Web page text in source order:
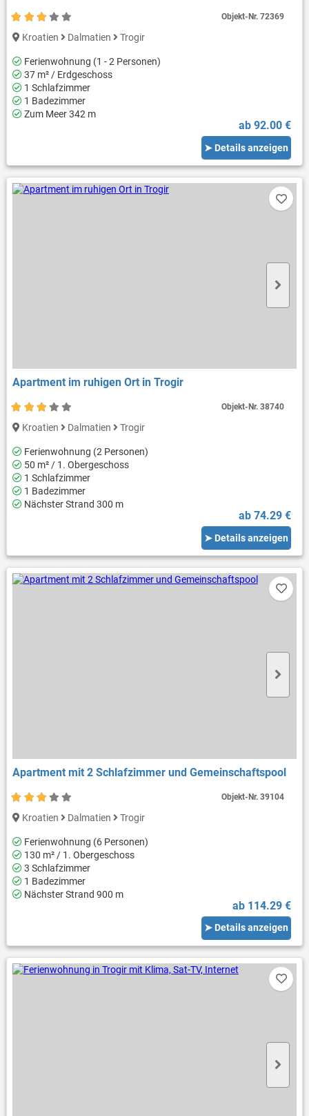
Kroatien Dalmatien Trogir
Ferienwohnung (1 - 2 Personen)
37 m² / Erdgeschoss
1 Schlafzimmer
1 Badezimmer
Zum Meer 342 m
ab 92.00 €
➤ Details anzeigen
Objekt-Nr.72369
Apartment im ruhigen Ort in Trogir
Kroatien Dalmatien Trogir
Ferienwohnung (2 Personen)
50 m² / 1. Obergeschoss
1 Schlafzimmer
1 Badezimmer
Nächster Strand 300 m
ab 74.29 €
➤ Details anzeigen
Objekt-Nr.38740
Apartment mit 2 Schlafzimmer und Gemeinschaftspool
Kroatien Dalmatien Trogir
Ferienwohnung (6 Personen)
130 m² / 1. Obergeschoss
3 Schlafzimmer
1 Badezimmer
Nächster Strand 900 m
ab 114.29 €
➤ Details anzeigen
Objekt-Nr.39104